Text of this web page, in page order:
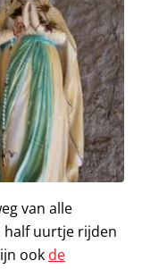
van alle
half uurtje rijden
ook de